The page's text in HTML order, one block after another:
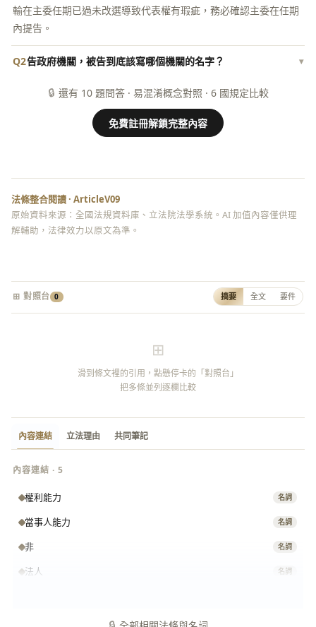
輸在主委任期已過未改選導致代表權有瑕疵，務必確認主委在任期
內提告。
Q2告政府機關，被告到底該寫哪個機關的名字？ ▾
🔒 還有 10 題問答 · 易混淆概念對照 · 6 國規定比較
免費註冊解鎖完整內容
法條整合閱讀 · ArticleV09
原始資料來源：全國法規資料庫、立法院法學系統。AI 加值內容僅供理
解輔助，法律效力以原文為準。
⊞ 對照台 0 摘要 全文 要件
⊞
滑到條文裡的引用，點懸停卡的「對照台」
把多條並列逐欄比較
內容連結 立法理由 共同筆記
內容連結 · 5
權利能力 名詞
當事人能力 名詞
非 名詞
法人 名詞